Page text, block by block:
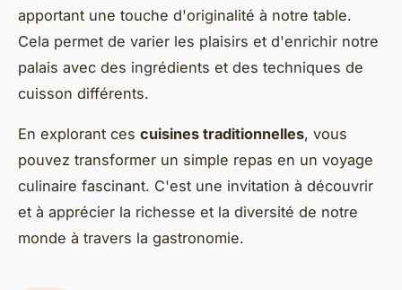
apportant une touche d'originalité à notre table.
Cela permet de varier les plaisirs et d'enrichir notre
palais avec des ingrédients et des techniques de
cuisson différents.
En explorant ces cuisines traditionnelles, vous
pouvez transformer un simple repas en un voyage
culinaire fascinant. C'est une invitation à découvrir
et à apprécier la richesse et la diversité de notre
monde à travers la gastronomie.